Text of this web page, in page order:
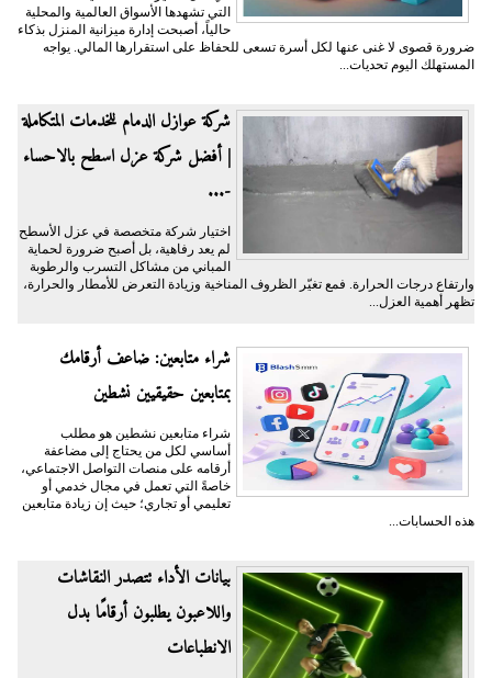
التي تشهدها الأسواق العالمية والمحلية
حالياً، أصبحت إدارة ميزانية المنزل بذكاء
ضرورة قصوى لا غنى عنها لكل أسرة تسعى للحفاظ على استقرارها المالي. يواجه
المستهلك اليوم تحديات...
شركة عوازل الدمام للخدمات المتكاملة
| أفضل شركة عزل اسطح بالاحساء
-...
اختيار شركة متخصصة في عزل الأسطح
لم يعد رفاهية، بل أصبح ضرورة لحماية
المباني من مشاكل التسرب والرطوبة
وارتفاع درجات الحرارة. فمع تغيّر الظروف المناخية وزيادة التعرض للأمطار والحرارة،
تظهر أهمية العزل...
شراء متابعين: ضاعف أرقامك
بمتابعين حقيقيين نشطين
شراء متابعين نشطين هو مطلب
أساسي لكل من يحتاج إلى مضاعفة
أرقامه على منصات التواصل الاجتماعي،
خاصةً التي تعمل في مجال خدمي أو
تعليمي أو تجاري؛ حيث إن زيادة متابعين
هذه الحسابات...
بيانات الأداء تتصدر النقاشات
واللاعبون يطلبون أرقامًا بدل
الانطباعات